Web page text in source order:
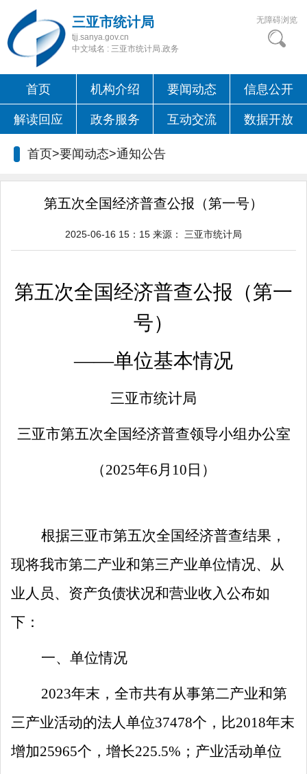
三亚市统计局
tjj.sanya.gov.cn
中文域名 : 三亚市统计局.政务
无障碍浏览
首页 机构介绍 要闻动态 信息公开
解读回应 政务服务 互动交流 数据开放
首页>要闻动态>通知公告
第五次全国经济普查公报（第一号）
2025-06-16 15：15 来源： 三亚市统计局
第五次全国经济普查公报（第一
号）
——单位基本情况
三亚市统计局
三亚市第五次全国经济普查领导小组办公室
（2025年6 月 10 日 ）
根据三亚市第五次全国经济普查结果，
现将我市第二产业和第三产业单位情况、从
业人员、资产负债状况和营业收入公布如
下：
一、单位情况
2023年末，全市共有从事第二产业和第
三产业活动的法人单位37478个，比2018年末
增加25965个，增长225.5% ；产业活动单位